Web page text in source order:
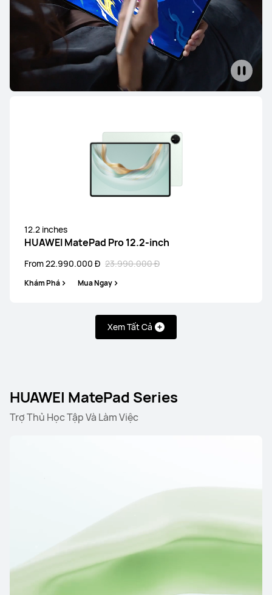
12.2 inches
HUAWEI MatePad Pro 12.2-inch
From 22.990.000 Đ 23.990.000 Đ
Khám Phá Mua Ngay
Xem Tất Cả
HUAWEI MatePad Series
Trợ Thủ Học Tập Và Làm Việc